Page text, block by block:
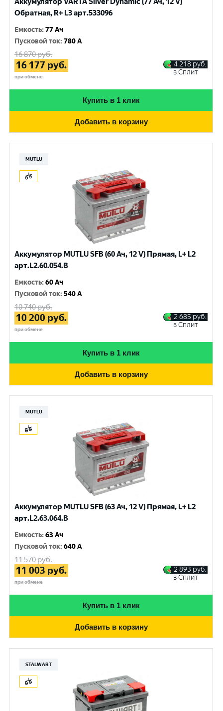
Обратная, R+ L3 арт.533096
Емкость:77 Ач
Пусковой ток:780 A
16 870руб.
16 177 руб.
при обмене
4 218 руб.
в Сплит
Купить в 1 клик
Добавить в корзину
MUTLU
Аккумулятор MUTLU SFB (60 Ач, 12 V) Прямая, L+ L2
арт.L2.60.054.B
Емкость:60 Ач
Пусковой ток:540 A
10 740руб.
10 200 руб.
при обмене
2 685 руб.
в Сплит
Купить в 1 клик
Добавить в корзину
MUTLU
Аккумулятор MUTLU SFB (63 Ач, 12 V) Прямая, L+ L2
арт.L2.63.064.B
Емкость:63 Ач
Пусковой ток:640 A
11 570руб.
11 003 руб.
при обмене
2 893 руб.
в Сплит
Купить в 1 клик
Добавить в корзину
STALWART